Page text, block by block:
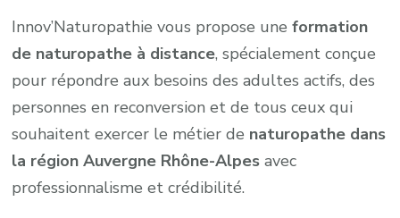
Innov’Naturopathie vous propose uneformation
de naturopathe à distance, spécialement conçue
pour répondre aux besoins des adultes actifs, des
personnes en reconversion et de tous ceux qui
souhaitent exercer le métier de naturopathe dans
la région Auvergne Rhône-Alpes avec
professionnalisme et crédibilité.